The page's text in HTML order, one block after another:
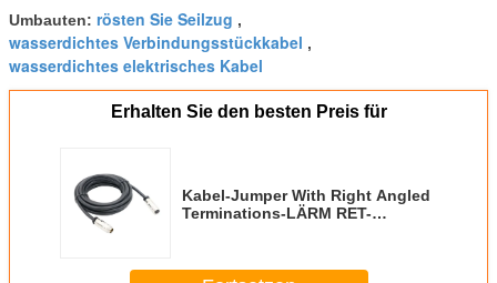
Umbauten: rösten Sie Seilzug ,
wasserdichtes Verbindungsstückkabel ,
wasserdichtes elektrisches Kabel
Erhalten Sie den besten Preis für
Kabel-Jumper With Right Angled
Terminations-LÄRM RET-